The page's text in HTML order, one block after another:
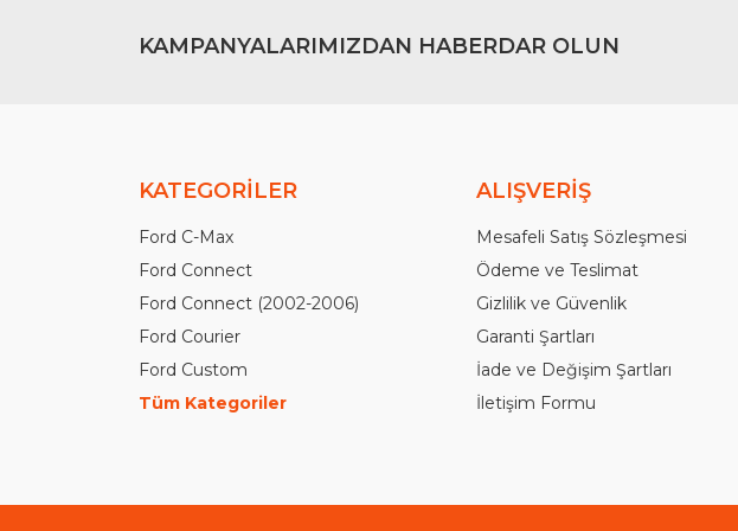
KAMPANYALARIMIZDAN HABERDAR OLUN
KATEGORİLER
Ford C-Max
Ford Connect
Ford Connect (2002-2006)
Ford Courier
Ford Custom
Tüm Kategoriler
ALIŞVERİŞ
Mesafeli Satış Sözleşmesi
Ödeme ve Teslimat
Gizlilik ve Güvenlik
Garanti Şartları
İade ve Değişim Şartları
İletişim Formu